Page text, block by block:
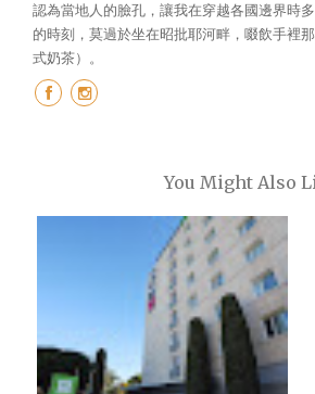
認為當地人的臉孔，讓我在穿越各國邊界時
的時刻，莫過於坐在昭批耶河畔，啜飲手裡
式奶茶）。
You Might Also